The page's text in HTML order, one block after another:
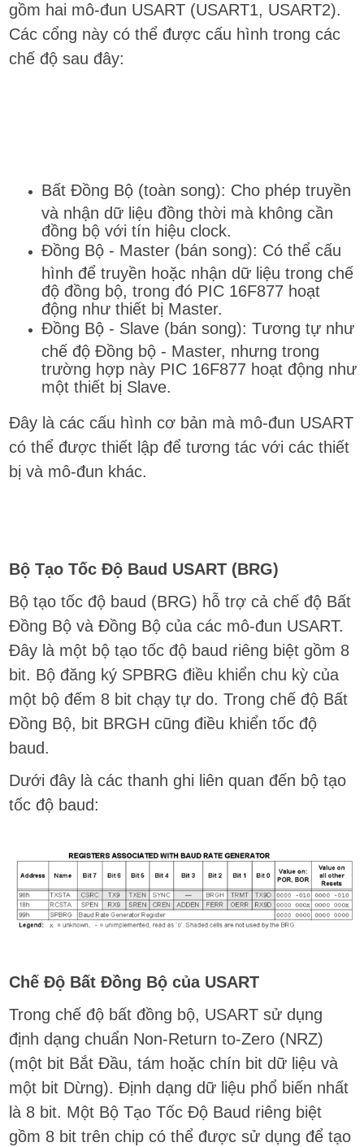
gồm hai mô-đun USART (USART1, USART2).
Các cổng này có thể được cấu hình trong các
chế độ sau đây:
Bất Đồng Bộ (toàn song): Cho phép truyền
và nhận dữ liệu đồng thời mà không cần
đồng bộ với tín hiệu clock.
Đồng Bộ - Master (bán song): Có thể cấu
hình để truyền hoặc nhận dữ liệu trong chế
độ đồng bộ, trong đó PIC 16F877 hoạt
động như thiết bị Master.
Đồng Bộ - Slave (bán song): Tương tự như
chế độ Đồng bộ - Master, nhưng trong
trường hợp này PIC 16F877 hoạt động như
một thiết bị Slave.
Đây là các cấu hình cơ bản mà mô-đun USART
có thể được thiết lập để tương tác với các thiết
bị và mô-đun khác.
Bộ Tạo Tốc Độ Baud USART (BRG)
Bộ tạo tốc độ baud (BRG) hỗ trợ cả chế độ Bất
Đồng Bộ và Đồng Bộ của các mô-đun USART.
Đây là một bộ tạo tốc độ baud riêng biệt gồm 8
bit. Bộ đăng ký SPBRG điều khiển chu kỳ của
một bộ đếm 8 bit chạy tự do. Trong chế độ Bất
Đồng Bộ, bit BRGH cũng điều khiển tốc độ
baud.
Dưới đây là các thanh ghi liên quan đến bộ tạo
tốc độ baud:
Chế Độ Bất Đồng Bộ của USART
Trong chế độ bất đồng bộ, USART sử dụng
định dạng chuẩn Non-Return to-Zero (NRZ)
(một bit Bắt Đầu, tám hoặc chín bit dữ liệu và
một bit Dừng). Định dạng dữ liệu phổ biến nhất
là 8 bit. Một Bộ Tạo Tốc Độ Baud riêng biệt
gồm 8 bit trên chip có thể được sử dụng để tạo